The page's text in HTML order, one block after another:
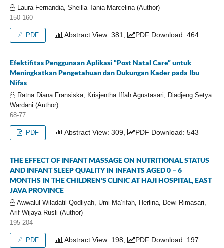
Laura Fernandia, Sheilla Tania Marcelina (Author)
150-160
PDF Abstract View: 381, PDF Download: 464
Efektifitas Penggunaan Aplikasi “Post Natal Care” untuk
Meningkatkan Pengetahuan dan Dukungan Kader pada Ibu
Nifas
Ratna Diana Fransiska, Krisjentha Iffah Agustasari, Diadjeng Setya
Wardani (Author)
68-77
PDF Abstract View: 309, PDF Download: 543
THE EFFECT OF INFANT MASSAGE ON NUTRITIONAL STATUS
AND INFANT SLEEP QUALITY IN INFANTS AGED 0 – 6
MONTHS IN THE CHILDREN'S CLINIC AT HAJI HOSPITAL, EAST
JAVA PROVINCE
Awwalul Wiladatil Qodliyah, Umi Ma’rifah, Herlina, Dewi Rimasari,
Arif Wijaya Rusli (Author)
195-204
PDF Abstract View: 198, PDF Download: 197